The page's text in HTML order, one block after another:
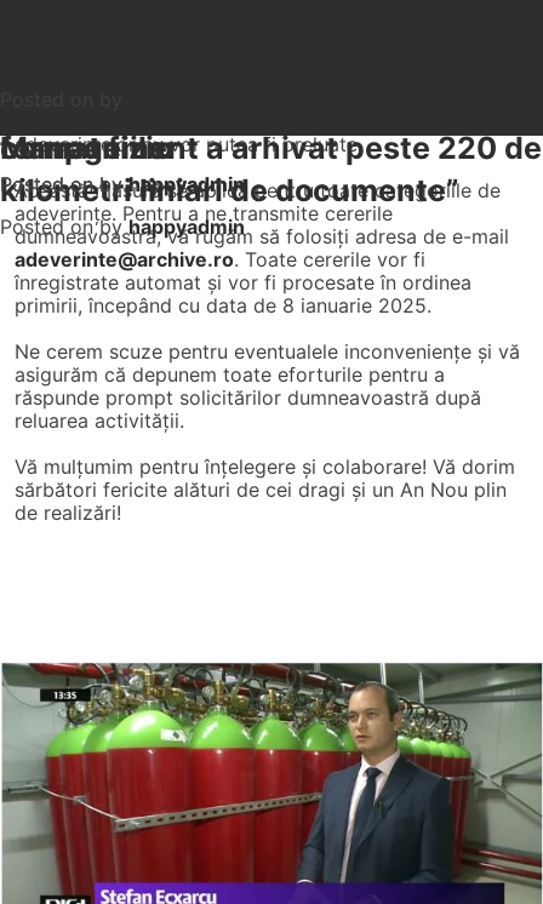
adeverințelor nu vor putea fi preluate.
Această măsură se aplică pentru toate categoriile de
adeverințe. Pentru a ne transmite cererile
dumneavoastră, vă rugăm să folosiți adresa de e-mail
adeverinte@archive.ro. Toate cererile vor fi
înregistrate automat și vor fi procesate în ordinea
primirii, începând cu data de 8 ianuarie 2025.
Ne cerem scuze pentru eventualele inconveniențe și vă
asigurăm că depunem toate eforturile pentru a
răspunde prompt solicitărilor dumneavoastră după
reluarea activității.
Vă mulțumim pentru înțelegere și colaborare! Vă dorim
sărbători fericite alături de cei dragi și un An Nou plin
de realizări!
Management a arhivat peste 220 de
kilometri liniari de documente”
Posted onbyhappyadmin
companiilor
Posted onbyhappyadmin
format fizic
Posted onbyhappyadmin